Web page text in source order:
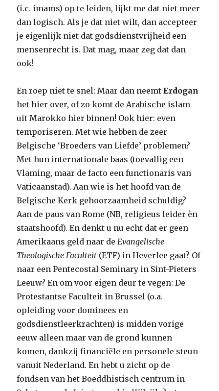
(i.c. imams) op te leiden, lijkt me dat niet meer
dan logisch. Als je dat niet wilt, dan accepteer
je eigenlijk niet dat godsdienstvrijheid een
mensenrecht is. Dat mag, maar zeg dat dan
ook!
En roep niet te snel: Maar dan neemtErdogan
het hier over, of zo komt de Arabische islam
uit Marokko hier binnen! Ook hier: even
temporiseren. Met wie hebben de zeer
Belgische ‘Broeders van Liefde’ problemen?
Met hun internationale baas (toevallig een
Vlaming, maar de facto een functionaris van
Vaticaanstad). Aan wie is het hoofd van de
Belgische Kerk gehoorzaamheid schuldig?
Aan de paus van Rome (NB, religieus leider èn
staatshoofd). En denkt u nu echt dat er geen
Amerikaans geld naar deEvangelische
Theologische Faculteit (ETF) in Heverlee gaat? Of
naar een Pentecostal Seminary in Sint-Pieters
Leeuw? En om voor eigen deur te vegen: De
Protestantse Faculteit in Brussel (o.a.
opleiding voor dominees en
godsdienstleerkrachten) is midden vorige
eeuw alleen maar van de grond kunnen
komen, dankzij financiële en personele steun
vanuit Nederland. En hebt u zicht op de
fondsen van het Boeddhistisch centrum in